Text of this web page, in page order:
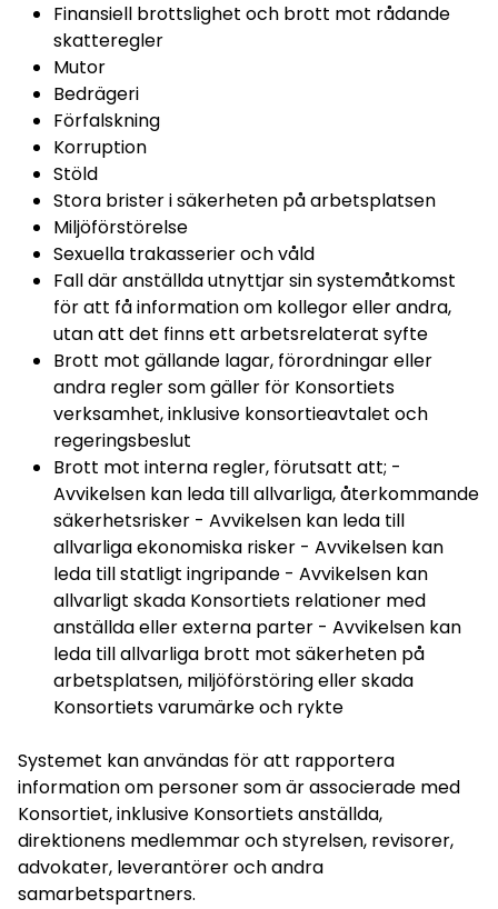
Finansiell brottslighet och brott mot rådande
skatteregler
Mutor
Bedrägeri
Förfalskning
Korruption
Stöld
Stora brister i säkerheten på arbetsplatsen
Miljöförstörelse
Sexuella trakasserier och våld
Fall där anställda utnyttjar sin systemåtkomst
för att få information om kollegor eller andra,
utan att det finns ett arbetsrelaterat syfte
Brott mot gällande lagar, förordningar eller
andra regler som gäller för Konsortiets
verksamhet, inklusive konsortieavtalet och
regeringsbeslut
Brott mot interna regler, förutsatt att; -
Avvikelsen kan leda till allvarliga, återkommande
säkerhetsrisker - Avvikelsen kan leda till
allvarliga ekonomiska risker - Avvikelsen kan
leda till statligt ingripande - Avvikelsen kan
allvarligt skada Konsortiets relationer med
anställda eller externa parter - Avvikelsen kan
leda till allvarliga brott mot säkerheten på
arbetsplatsen, miljöförstöring eller skada
Konsortiets varumärke och rykte
Systemet kan användas för att rapportera
information om personer som är associerade med
Konsortiet, inklusive Konsortiets anställda,
direktionens medlemmar och styrelsen, revisorer,
advokater, leverantörer och andra
samarbetspartners.